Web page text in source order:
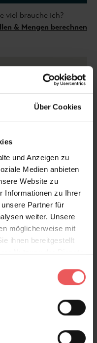
Über Cookies
und Anzeigen zu
Medien anbieten
Website zu
Informationen zu Ihrer
Partner für
weiter. Unsere
möglicherweise mit
ihnen bereitgestellt
Nutzung der Dienste
viel brauche ich?
& Mengen berechnen
mit modernem
verlegte Mosaike
Dessin
Die feinen Kontraste
ohne
Flur oder
stilvolle Akzente
architektonische